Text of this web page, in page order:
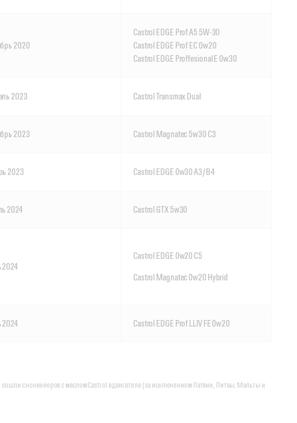
2020
Castrol EDGE Prof A5 5W-30
Castrol EDGE Prof EC 0w20
Castrol EDGE Proffesional E 0w30
2023 Castrol Transmax Dual
2023 Castrol Magnatec 5w30 C3
2023 Castrol EDGE 0w30 A3/B4
2024 Castrol GTX 5w30
Castrol EDGE 0w20 C5
Castrol Magnatec 0w20 Hybrid
Castrol EDGE Prof LLIV FE 0w20
с конвейеров с маслом Castrol в двигателе (за исключением Латвии, Литвы, Мальты и